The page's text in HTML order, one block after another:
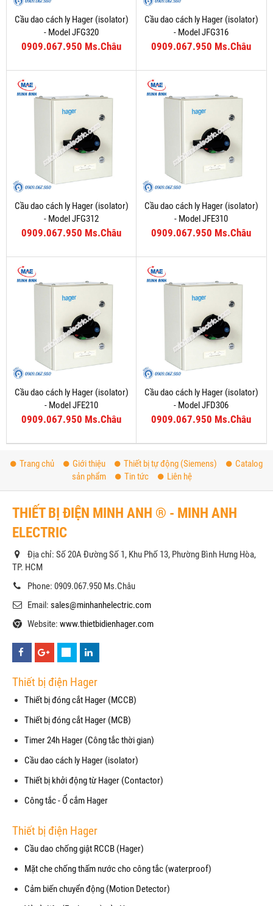
Cầu dao cách ly Hager (isolator)
- Model JFG320
0909.067.950 Ms.Châu
Cầu dao cách ly Hager (isolator)
- Model JFG316
0909.067.950 Ms.Châu
Cầu dao cách ly Hager (isolator)
- Model JFG312
0909.067.950 Ms.Châu
Cầu dao cách ly Hager (isolator)
- Model JFE310
0909.067.950 Ms.Châu
Cầu dao cách ly Hager (isolator)
- Model JFE210
0909.067.950 Ms.Châu
Cầu dao cách ly Hager (isolator)
- Model JFD306
0909.067.950 Ms.Châu
Trang chủ Giới thiệu Thiết bị tự động (Siemens)
Catalog
sản phẩm
Tin tức Liên hệ
THIẾT BỊ ĐIỆN MINH ANH ® - MINH ANH
ELECTRIC
Địa chỉ: Số 20A Đường Số 1, Khu Phố 13, Phường Bình Hưng Hòa,
TP. HCM
Phone: 0909.067.950 Ms.Châu
Email: sales@minhanhelectric.com
Website: www.thietbidienhager.com
Thiết bị điện Hager
Thiết bị đóng cắt Hager (MCCB)
Thiết bị đóng cắt Hager (MCB)
Timer 24h Hager (Công tắc thời gian)
Cầu dao cách ly Hager (isolator)
Thiết bị khởi động từ Hager (Contactor)
Công tắc - Ổ cắm Hager
Thiết bị điện Hager
Cầu dao chống giật RCCB (Hager)
Mặt che chống thấm nước cho công tắc (waterproof)
Cảm biến chuyển động (Motion Detector)